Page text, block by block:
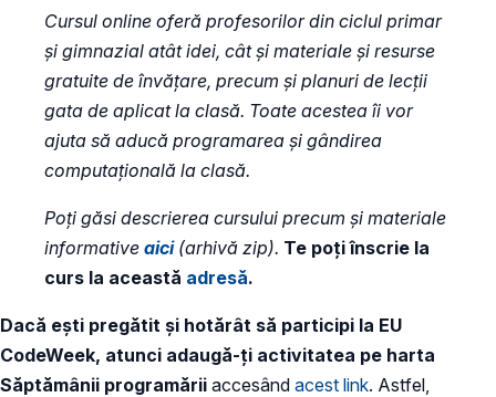
Cursul online oferă profesorilor din ciclul primar
și gimnazial atât idei, cât și materiale și resurse
gratuite de învățare, precum și planuri de lecții
gata de aplicat la clasă. Toate acestea îi vor
ajuta să aducă programarea și gândirea
computațională la clasă.
Poți găsi descrierea cursului precum și materiale
informative aici(arhivă zip). Te poți înscrie la
curs la această adresă.
Dacă ești pregătit și hotărât să participi la EU
CodeWeek, atunci adaugă-ți activitatea pe harta
Săptămânii programării accesând acest link. Astfel,